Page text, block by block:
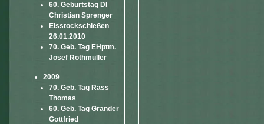
60. Geburtstag DI
Christian Sprenger
Eisstockschießen
26.01.2010
70. Geb. Tag EHptm.
Josef Rothmüller
2009
70. Geb. Tag Rass
Thomas
60. Geb. Tag Grander
Gottfried